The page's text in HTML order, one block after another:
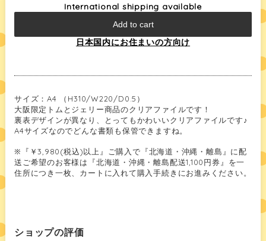
International shipping available
Add to cart
日本国内にお住まいの方向け
サイズ：A4 （H310/W220/D0.5）
大阪限定トムとジェリー商品のクリアファイルです！
裏表デザインが異なり、とってもかわいいクリアファイルです♪
A4サイズなのでどんな書類も保管できますね。
※『￥3,980(税込)以上』ご購入で『北海道・沖縄・離島』に配
送ご希望のお客様は『北海道・沖縄・離島配送1,100円券』を一
住所につき一枚、カートに入れて購入手続きにお進みください。
ショップの評価